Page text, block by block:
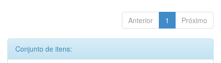
Anterior 1 Próximo
Conjunto de itens: